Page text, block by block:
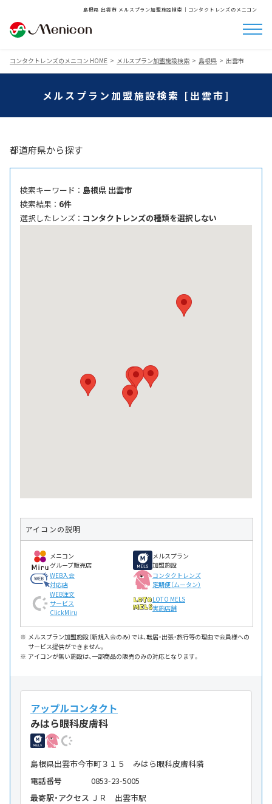
島根県 出雲市 メルスプラン加盟施設検索│コンタクトレンズのメニコン
コンタクトレンズのメニコン HOME メルスプラン加盟施設検索 島根県 出雲市
メルスプラン加盟施設検索 [出雲市]
都道府県から探す
検索キーワード ： 島根県 出雲市
検索結果 ： 6件
選択したレンズ ： コンタクトレンズの種類を選択しない
アイコンの説明
メニコン
グループ販売店
メルスプラン
加盟施設
WEB入会
対応店
コンタクトレンズ
定期便（ムータン）
WEB注文
サービス
ClickMiru
LOTO MELS
実施店舗
メルスプラン加盟施設（新規入会のみ）では、転居・出張・旅行等の理由で会員様への
サービス提供ができません。
アイコンが無い施設は、一部商品の販売のみの対応となります。
アップルコンタクト
みはら眼科皮膚科
島根県出雲市今市町３１５ みはら眼科皮膚科隣
電話番号
0853-23-5005
最寄駅・アクセス ＪＲ 出雲市駅